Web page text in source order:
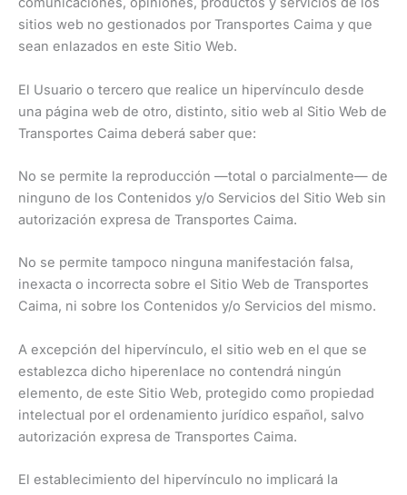
sitios web no gestionados por Transportes Caima y que
sean enlazados en este Sitio Web.
El Usuario o tercero que realice un hipervínculo desde
una página web de otro, distinto, sitio web al Sitio Web de
Transportes Caima deberá saber que:
No se permite la reproducción —total o parcialmente— de
ninguno de los Contenidos y/o Servicios del Sitio Web sin
autorización expresa de Transportes Caima.
No se permite tampoco ninguna manifestación falsa,
inexacta o incorrecta sobre el Sitio Web de Transportes
Caima, ni sobre los Contenidos y/o Servicios del mismo.
A excepción del hipervínculo, el sitio web en el que se
establezca dicho hiperenlace no contendrá ningún
elemento, de este Sitio Web, protegido como propiedad
intelectual por el ordenamiento jurídico español, salvo
autorización expresa de Transportes Caima.
El establecimiento del hipervínculo no implicará la